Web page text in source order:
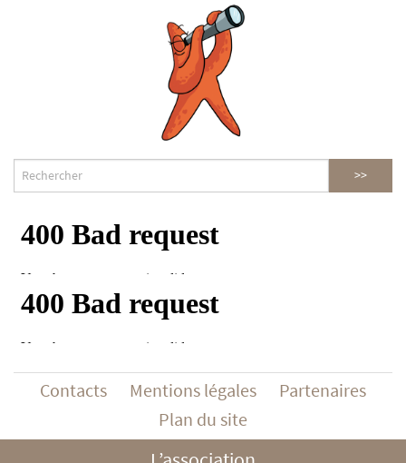
Contacts Mentions légales
Partenaires
Plan du site